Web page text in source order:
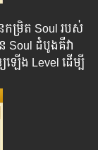
នកម្រិត Soul របស់
ដំបូងគឺវា
ឡើង Level ដើម្បី​